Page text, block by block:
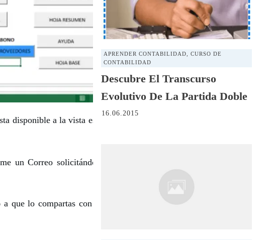
disponible a la vista es la Hoja Menú. Desde la
un Correo solicitándome el Sistema al Email
que lo compartas con tus amigos de Facebook
APRENDER CONTABILIDAD
CURSO DE
CONTABILIDAD
Descubre El Transcurso
Evolutivo De La Partida Doble
16.06.2015